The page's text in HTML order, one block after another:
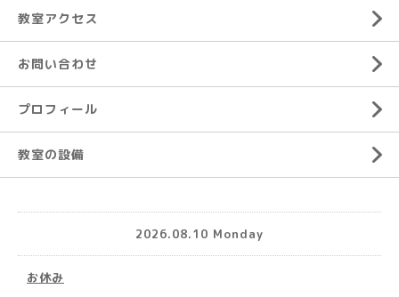
教室アクセス
お問い合わせ
プロフィール
教室の設備
2026.08.10 Monday
お休み